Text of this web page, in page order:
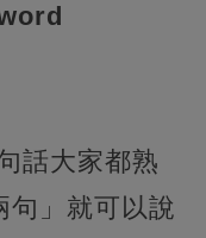
話大家都熟
句」就可以說